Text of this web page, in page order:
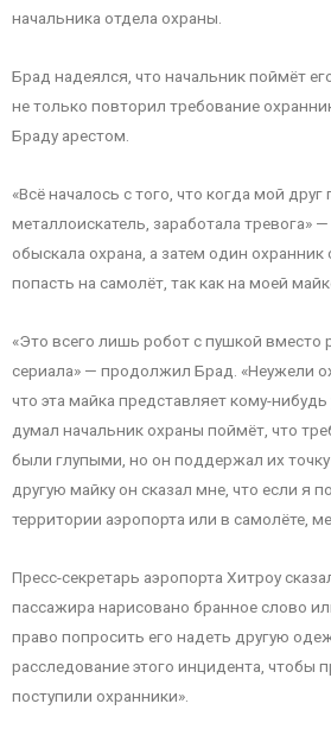
начальника отдела охраны.
Брад надеялся, что начальник поймёт
не только повторил требование
Браду арестом.
«Всё началось с того, что когда мой
металлоискатель, заработала тревога» —
обыскала охрана, а затем один охранник
попасть на самолёт, так как на моей
«Это всего лишь робот с пушкой вместо
сериала» — продолжил Брад. «Неужели
что эта майка представляет кому-
думал начальник охраны поймёт, что
были глупыми, но он поддержал их
другую майку он сказал мне, что если я
территории аэропорта или в самолёте,
Пресс-секретарь аэропорта Хитроу
пассажира нарисовано бранное слово
право попросить его надеть другую
расследование этого инцидента, чтобы
поступили охранники».